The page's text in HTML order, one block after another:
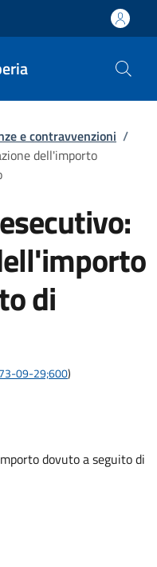
e contravvenzioni /
dell'importo
di
09-29;600)
dovuto a seguito di